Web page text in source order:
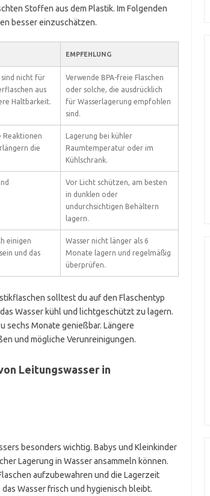
Stoffen aus dem Plastik. Im Folgenden
besser einzuschätzen.
EMPFEHLUNG
sind nicht für
aus
Haltbarkeit.
Verwende BPA-freie Flaschen
oder solche, die ausdrücklich
für Wasserlagerung empfohlen
sind.
Reaktionen
die
Lagerung bei kühler
Raumtemperatur oder im
Kühlschrank.
Vor Licht schützen, am besten
in dunklen oder
undurchsichtigen Behältern
lagern.
einigen
und das
Wasser nicht länger als 6
Monate lagern und regelmäßig
überprüfen.
solltest du auf den Flaschentyp
Wasser kühl und lichtgeschützt zu lagern.
sechs Monate genießbar. Längere
und mögliche Verunreinigungen.
Leitungswasser in
besonders wichtig. Babys und Kleinkinder
Lagerung in Wasser ansammeln können.
aufzubewahren und die Lagerzeit
Wasser frisch und hygienisch bleibt.